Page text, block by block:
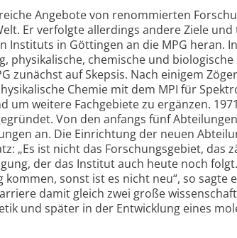
Angebote von renommierten
Er verfolgte allerdings andere Ziele
Instituts in Göttingen an die MPG heran.
physikalische, chemische und
zunächst auf Skepsis. Nach einigem
Chemie mit dem MPI für
um weitere Fachgebiete zu ergänzen.
Von den anfangs fünf
an. Die Einrichtung der neuen
„Es ist nicht das Forschungsgebiet, das
der das Institut auch heute noch
sonst ist es nicht neu“, so sagte
damit gleich zwei große
und später in der Entwicklung eines